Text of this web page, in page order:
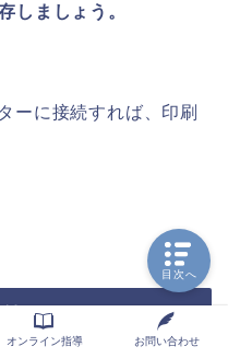
しましょう。
ーに接続すれば、印刷
アイディア
オンライン指導 お問い合わせ
目次へ